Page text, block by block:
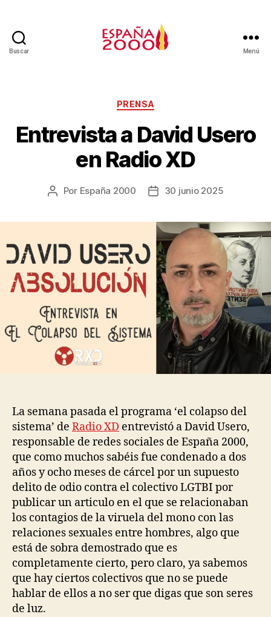
Buscar Menú
PRENSA
Entrevista a David Usero
en Radio XD
Por España 2000 30 junio 2025
La semana pasada el programa ‘el colapso del
sistema’ de Radio XD entrevistó a David Usero,
responsable de redes sociales de España 2000,
que como muchos sabéis fue condenado a dos
años y ocho meses de cárcel por un supuesto
delito de odio contra el colectivo LGTBI por
publicar un articulo en el que se relacionaban
los contagios de la viruela del mono con las
relaciones sexuales entre hombres, algo que
está de sobra demostrado que es
completamente cierto, pero claro, ya sabemos
que hay ciertos colectivos que no se puede
hablar de ellos a no ser que digas que son seres
de luz.